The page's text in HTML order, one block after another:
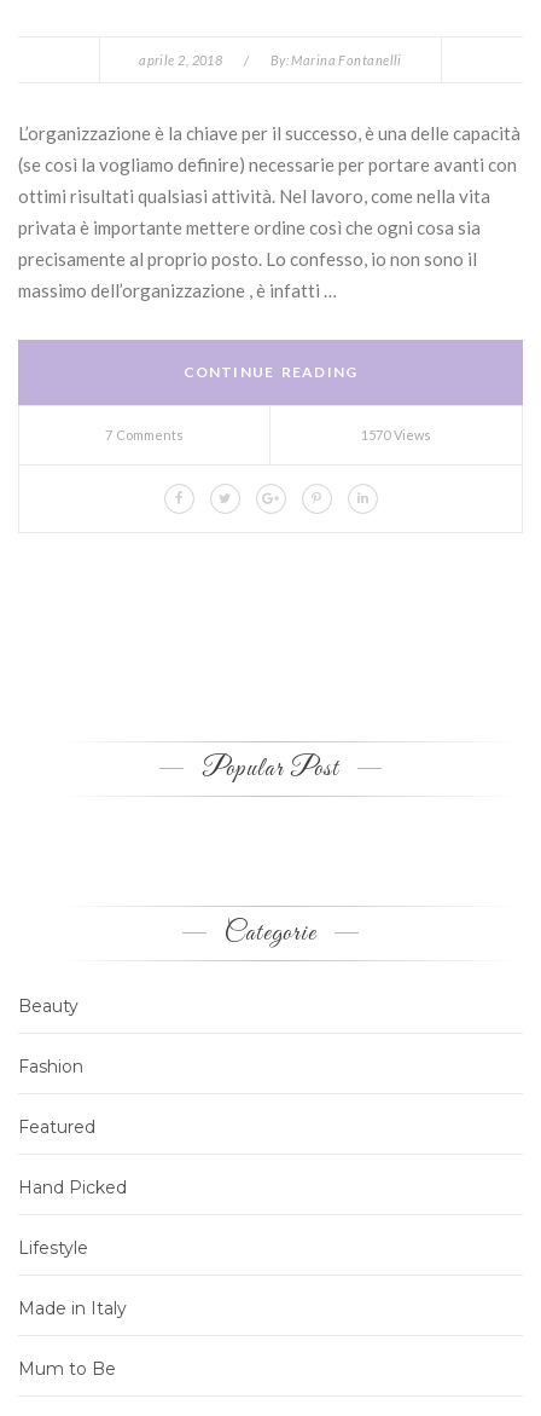
aprile 2, 2018 / By: Marina Fontanelli
L’organizzazione è la chiave per il successo, è una delle capacità
(se così la vogliamo definire) necessarie per portare avanti con
ottimi risultati qualsiasi attività. Nel lavoro, come nella vita
privata è importante mettere ordine così che ogni cosa sia
precisamente al proprio posto. Lo confesso, io non sono il
massimo dell’organizzazione , è infatti …
CONTINUE READING
7 Comments 1570 Views
Popular Post
Categorie
Beauty
Fashion
Featured
Hand Picked
Lifestyle
Made in Italy
Mum to Be